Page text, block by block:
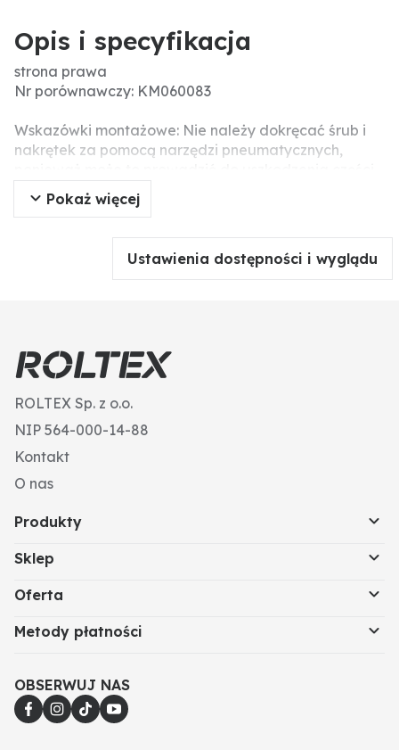
Opis i specyfikacja
strona prawa
Nr porównawczy: KM060083
Wskazówki montażowe: Nie należy dokręcać śrub i
nakrętek za pomocą narzędzi pneumatycznych,
roboczej (pęknięcia naprężeniowe).
Wymiary (mm): □ 25
Pokaż więcej
Ustawienia dostępności i wyglądu
ROLTEX Sp. z o.o.
NIP 564-000-14-88
Kontakt
O nas
Produkty
Sklep
Oferta
Metody płatności
OBSERWUJ NAS